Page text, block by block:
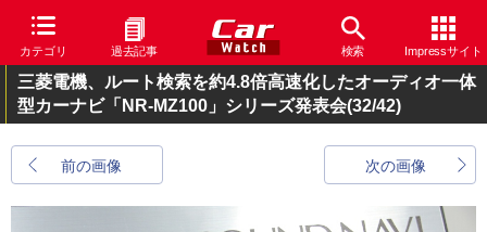
カテゴリ 過去記事 検索 Impressサイト
三菱電機、ルート検索を約4.8倍高速化したオーディオ一体
型カーナビ「NR-MZ100」シリーズ発表会(32/42)
前の画像 次の画像